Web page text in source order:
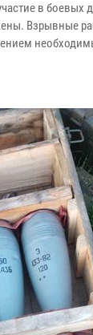
в
Взрывные